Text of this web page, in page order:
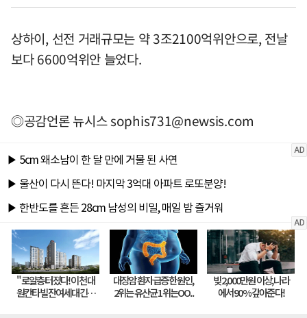
상하이, 선전 거래규모는 약 3조2100억위안으로, 전날
보다 6600억위안 늘었다.
◎공감언론 뉴시스sophis731@newsis.com